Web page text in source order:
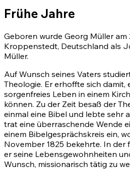
Frühe Jahre
Geboren wurde Georg Müller am
Kroppenstedt, Deutschland als
Müller.
Auf Wunsch seines Vaters
Theologie. Er erhoffte sich damit,
sorgenfreies Leben in einem
können. Zu der Zeit besaß der
einmal eine Bibel und lebte sehr
trat eine überraschende Wende
einem Bibelgesprächskreis ein,
November 1825 bekehrte. In der
er seine Lebensgewohnheiten
Wunsch, missionarisch tätig zu